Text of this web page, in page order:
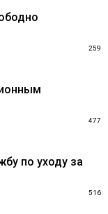
259
477
по уходу за
516